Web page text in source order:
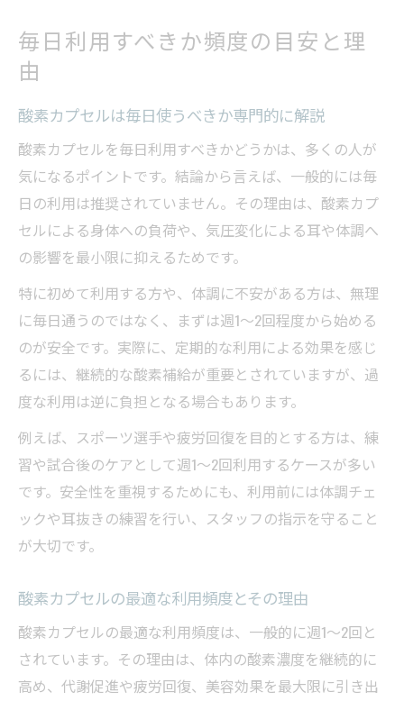
毎日利用すべきか頻度の目安と理
由
酸素カプセルは毎日使うべきか専門的に解説
酸素カプセルを毎日利用すべきかどうかは、多くの人が
気になるポイントです。結論から言えば、一般的には毎
日の利用は推奨されていません。その理由は、酸素カプ
セルによる身体への負荷や、気圧変化による耳や体調へ
の影響を最小限に抑えるためです。
特に初めて利用する方や、体調に不安がある方は、無理
に毎日通うのではなく、まずは週1〜2回程度から始める
のが安全です。実際に、定期的な利用による効果を感じ
るには、継続的な酸素補給が重要とされていますが、過
度な利用は逆に負担となる場合もあります。
例えば、スポーツ選手や疲労回復を目的とする方は、練
習や試合後のケアとして週1〜2回利用するケースが多い
です。安全性を重視するためにも、利用前には体調チェ
ックや耳抜きの練習を行い、スタッフの指示を守ること
が大切です。
酸素カプセルの最適な利用頻度とその理由
酸素カプセルの最適な利用頻度は、一般的に週1～2回と
されています。その理由は、体内の酸素濃度を継続的に
高め、代謝促進や疲労回復、美容効果を最大限に引き出